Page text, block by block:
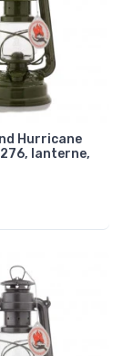
Hurricane
lanterne,